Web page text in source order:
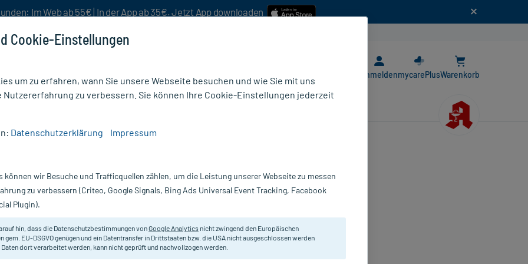
Im Web ab 55€ | In der App ab 35€. Jetzt App downloaden
AnmeldenmycarePlusWarenkorb
PlusHerzen sammeln
: Für jede freigeschaltete Produktbewertung erhalten
Kundenkonto gutgeschrieben, die in Folgebestellungen als
Cookie-Einstellungen
um zu erfahren, wann Sie unsere Webseite besuchen und wie Sie mit uns
Nutzererfahrung zu verbessern. Sie können Ihre Cookie-Einstellungen jederzeit
Datenschutzerklärung Impressum
können wir Besuche und Trafficquellen zählen, um die Leistung unserer Webseite zu messen
zu verbessern (Criteo, Google Signals, Bing Ads Universal Event Tracking, Facebook
Plugin).
hin, dass die Datenschutzbestimmungen vonGoogle Analytics nicht zwingend den Europäischen
gem. EU-DSGVO genügen und ein Datentransfer in Drittstaaten bzw. die USA nicht ausgeschlossen werden
Daten dort verarbeitet werden, kann nicht geprüft und nachvollzogen werden.